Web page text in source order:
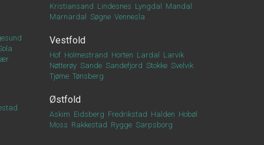
Kristiansand Lindesnes Lyngdal
Mandal
Marnardal
Søgne Vennesla
Vestfold
Hof Holmestrand Horten Lardal
Larvik
Nøtterøy Sande Sandefjord Stokke Svelvik
Tjøme Tønsberg
Østfold
Askim Eidsberg Fredrikstad Halden Hobøl
Moss Rakkestad Rygge Sarpsborg